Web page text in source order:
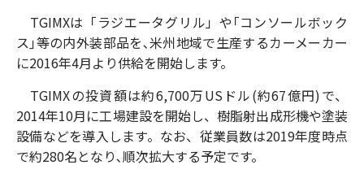
TGIMXは「ラジエータグリル」や｢コンソールボック
ス｣等の内外装部品を､米州地域で生産するカーメーカー
に2016年4月より供給を開始します。
TGIMXの投資額は約6,700万USドル(約67億円)で、
2014年10月に工場建設を開始し、樹脂射出成形機や塗装
設備などを導入します。なお、従業員数は2019年度時点
で約280名となり､順次拡大する予定です。